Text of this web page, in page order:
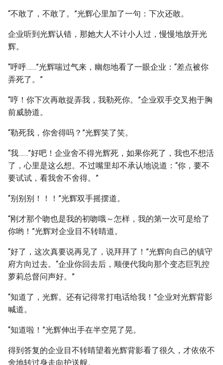
“不敢了，不敢了。”光辉心里加了一句：下次还敢。
企业听到光辉认错，那她大人不计小人过，慢慢地放开光
辉。
“呼呼……”光辉喘过气来，幽怨地看了一眼企业：“差点被你
弄死了。”
“哼！你下次再敢捉弄我，我勒死你。”企业双手交叉抱于胸
前威胁道。
“勒死我，你舍得吗？”光辉笑了笑。
“我……”好吧！企业舍不得光辉死，如果你死了，我也不想活
了，心里是这么想。不过嘴里却不承认地说道：“你，要不
要试试，看我舍不舍得。”
“别别别！！！”光辉双手摇摆道。
“刚才那个吻也是我的初吻哦～怎样，我的第一次可是给了
你哟！”光辉对企业目不转睛道。
“好了，这次真要说再见了，说拜拜了！”光辉向自己的镇守
府方向过去。“企业你回去后，顺便代我向那个变态巨乳控
萝莉总督问声好。”
“知道了，光辉。还有记得常打电话给我！”企业对光辉背影
喊道。
“知道啦！”光辉伸出手在半空晃了晃。
得到答复的企业目不转睛望着光辉背影看了很久，才依依不
舍地转过身走向护送舰。